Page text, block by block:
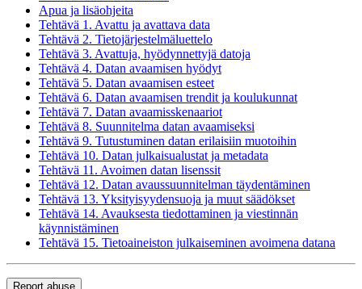
Apua ja lisäohjeita
Tehtävä 1. Avattu ja avattava data
Tehtävä 2. Tietojärjestelmäluettelo
Tehtävä 3. Avattuja, hyödynnettyjä datoja
Tehtävä 4. Datan avaamisen hyödyt
Tehtävä 5. Datan avaamisen esteet
Tehtävä 6. Datan avaamisen trendit ja koulukunnat
Tehtävä 7. Datan avaamisskenaariot
Tehtävä 8. Suunnitelma datan avaamiseksi
Tehtävä 9. Tutustuminen datan erilaisiin muotoihin
Tehtävä 10. Datan julkaisualustat ja metadata
Tehtävä 11. Avoimen datan lisenssit
Tehtävä 12. Datan avaussuunnitelman täydentäminen
Tehtävä 13. Yksityisyydensuoja ja muut säädökset
Tehtävä 14. Avauksesta tiedottaminen ja viestinnän
käynnistäminen
Tehtävä 15. Tietoaineiston julkaiseminen avoimena datana
Report abuse